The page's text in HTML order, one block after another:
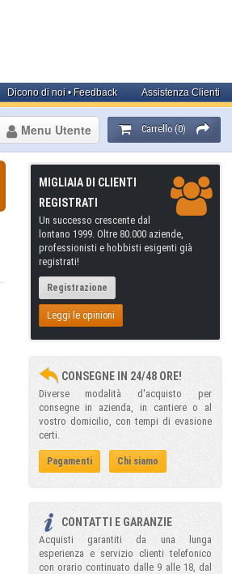
Assistenza Clienti
Dicono di noi • Feedback
Carrello (0)
Menu Utente
MIGLIAIA DI CLIENTI
REGISTRATI
Un successo crescente dal
lontano 1999. Oltre 80.000 aziende,
professionisti e hobbisti esigenti già
registrati!
Registrazione
Leggi le opinioni
CONSEGNE IN 24/48 ORE!
Diverse modalità d'acquisto per
consegne in azienda, in cantiere o al
vostro domicilio, con tempi di evasione
certi.
Pagamenti Chi siamo
CONTATTI E GARANZIE
Acquisti garantiti da una lunga
esperienza e servizio clienti telefonico
con orario continuato dalle 9 alle 18, dal